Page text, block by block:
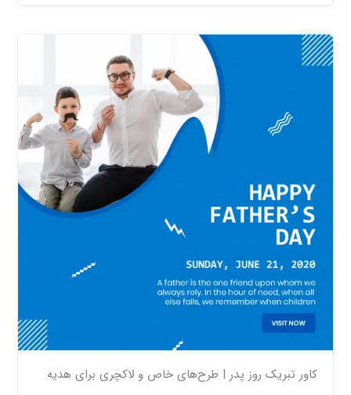
کاور تبریک روز پدر | طرح‌های خاص و لاکچری برای هدیه